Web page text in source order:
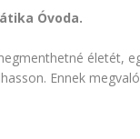
Óvoda.
életét,
Ennek